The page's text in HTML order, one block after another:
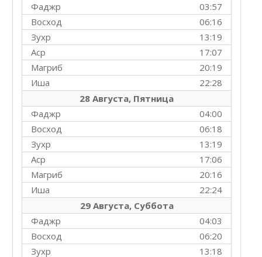
03:57
Фаджр
06:16
Восход
13:19
Зухр
17:07
Аср
20:19
Магриб
22:28
Иша
28 Августа, Пятница
04:00
Фаджр
06:18
Восход
13:19
Зухр
17:06
Аср
20:16
Магриб
22:24
Иша
29 Августа, Суббота
04:03
Фаджр
06:20
Восход
13:18
Зухр